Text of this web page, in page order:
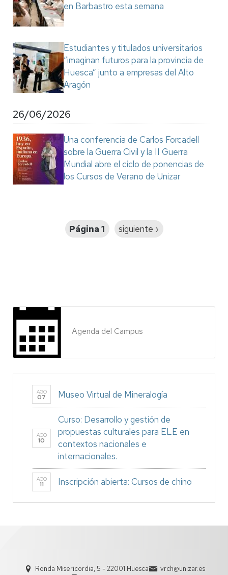
en Barbastro esta semana
Estudiantes y titulados universitarios
“imaginan futuros para la provincia de
Huesca” junto a empresas del Alto
Aragón
26/06/2026
Una conferencia de Carlos Forcadell
sobre la Guerra Civil y la II Guerra
Mundial abre el ciclo de ponencias de
los Cursos de Verano de Unizar
Página 1
Siguiente
siguiente ›
Agenda del Campus
AGO
07 Museo Virtual de Mineralogía
AGO
10
Curso: Desarrollo y gestión de
propuestas culturales para ELE en
contextos nacionales e
internacionales.
AGO
11 Inscripción abierta: Cursos de chino
Ronda Misericordia, 5 - 22001 Huesca
vrch@unizar.es